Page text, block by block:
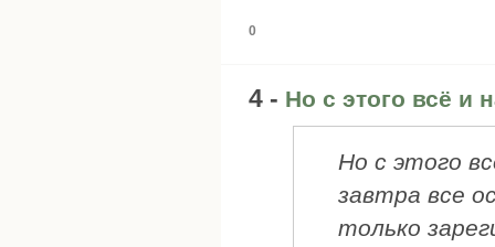
0
4 - Но с этого всё и
Но с этого
завтра все
только